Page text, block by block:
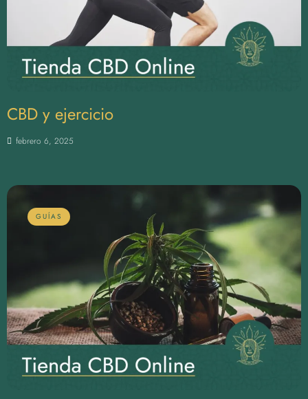
CBD y ejercicio
febrero 6, 2025
GUÍAS